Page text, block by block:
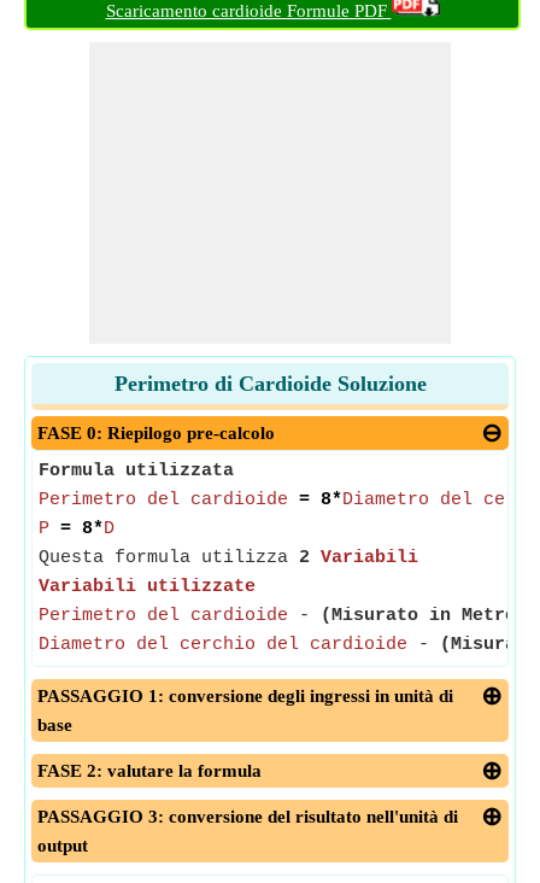
Scaricamento cardioide Formule PDF
Perimetro di Cardioide Soluzione
FASE 0: Riepilogo pre-calcolo
Formula utilizzata
Perimetro del cardioide = 8*Diametro del
P = 8*D
Questa formula utilizza 2 Variabili
Variabili utilizzate
Perimetro del cardioide - (Misurato in Metro)
Diametro del cerchio del cardioide -
PASSAGGIO 1: conversione degli ingressi in unità di
base
FASE 2: valutare la formula
PASSAGGIO 3: conversione del risultato nell'unità di
output